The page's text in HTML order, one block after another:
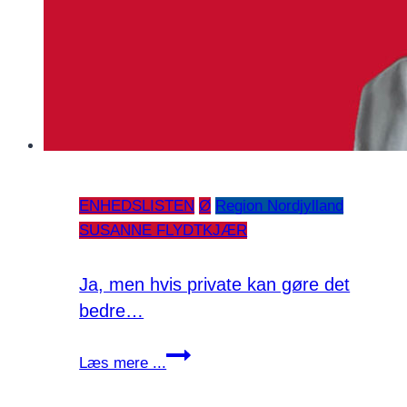
ENHEDSLISTEN Ø Region Nordjylland
SUSANNE FLYDTKJÆR
Ja, men hvis private kan gøre det
bedre…
Læs mere ...
Ja,